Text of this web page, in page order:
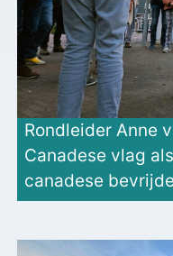
Rondleider Anne
Canadese vlag
canadese